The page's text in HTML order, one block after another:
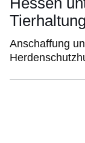
Anschaffung